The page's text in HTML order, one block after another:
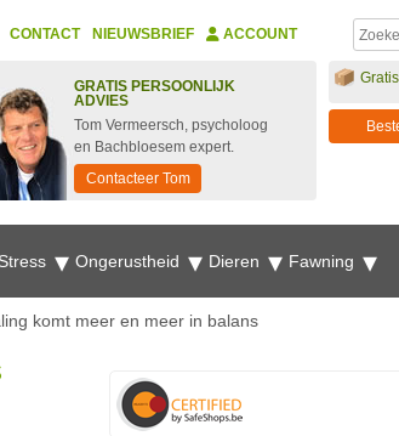
CONTACT NIEUWSBRIEF ACCOUNT
GRATIS PERSOONLIJK
ADVIES
Tom Vermeersch, psycholoog
en Bachbloesem expert.
Contacteer Tom
Stress Ongerustheid Dieren Fawning
komt meer en meer in balans